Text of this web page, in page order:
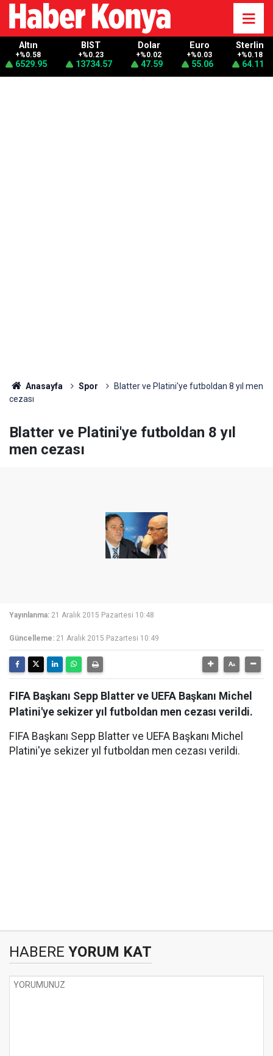
Altın
+%0.58
6529.95
BIST
+%0.23
13734.57
Dolar
+%0.02
47.59
Euro
+%0.03
55.06
Sterlin
+%0.18
64.11
Anasayfa Spor
Blatter ve Platini'ye futboldan 8 yıl men
cezası
Blatter ve Platini'ye futboldan 8 yıl
men cezası
Yayınlanma: 21 Aralık 2015 Pazartesi 10:48
Güncelleme: 21 Aralık 2015 Pazartesi 10:49
FIFA Başkanı Sepp Blatter ve UEFA Başkanı Michel
Platini'ye sekizer yıl futboldan men cezası verildi.
FIFA Başkanı Sepp Blatter ve UEFA Başkanı Michel
Platini'ye sekizer yıl futboldan men cezası verildi.
HABERE YORUM KAT